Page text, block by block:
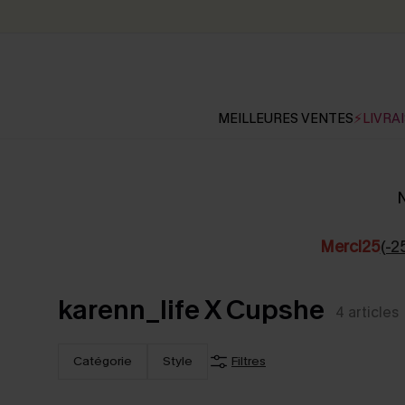
MEILLEURES VENTES
Merci25(-
karenn_life X Cupshe 4 articles
Catégorie Style Filtres